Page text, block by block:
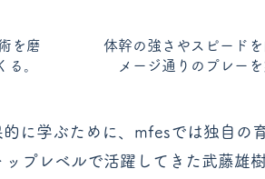
を磨
る。
体幹の強さやスピードを
メージ通りのプレーを
的に学ぶために、mfesでは独自の
ップレベルで活躍してきた武藤雄